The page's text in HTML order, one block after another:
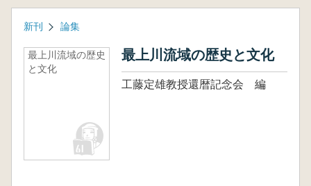
新刊 論集
最上川流域の歴史
と文化
最上川流域の歴史と文化
工藤定雄教授還暦記念会 編